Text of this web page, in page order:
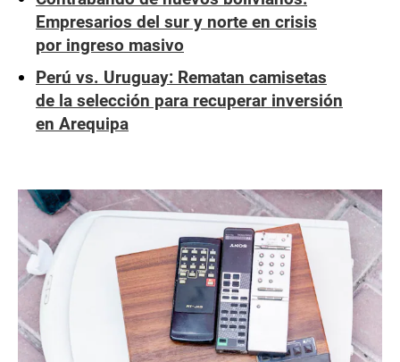
Empresarios del sur y norte en crisis
por ingreso masivo
Perú vs. Uruguay: Rematan camisetas
de la selección para recuperar inversión
en Arequipa